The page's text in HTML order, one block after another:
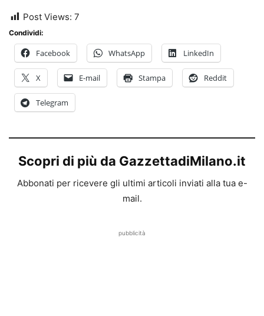
Post Views: 7
Condividi:
Facebook WhatsApp LinkedIn
X E-mail Stampa Reddit
Telegram
Scopri di più da GazzettadiMilano.it
Abbonati per ricevere gli ultimi articoli inviati alla tua e-
mail.
pubblicità